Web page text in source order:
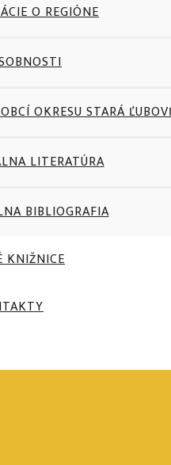
O REGIÓNE
OKRESU STARÁ
LITERATÚRA
BIBLIOGRAFIA
KNIŽNICE